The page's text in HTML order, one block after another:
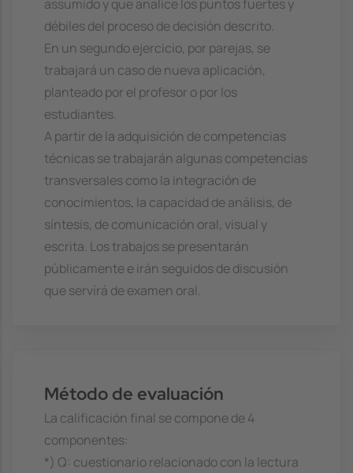
assumido y que analice los puntos fuertes y
débiles del proceso de decisión descrito.
En un segundo ejercicio, por parejas, se
trabajará un caso de nueva aplicación,
planteado por el profesor o por los
estudiantes.
A partir de la adquisición de competencias
técnicas se trabajarán algunas competencias
transversales como la integración de
conocimientos, la capacidad de análisis, de
síntesis, de comunicación oral, visual y
escrita. Los trabajos se presentarán
públicamente e irán seguidos de discusión
que servírá de examen oral.
Método de evaluación
La calificación final se compone de 4
componentes:
*) Q: cuestionario relacionado con la lectura